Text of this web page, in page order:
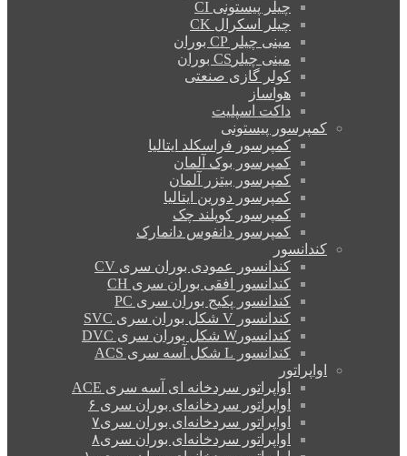
چیلر پیستونی CI
چیلر اسکرال CK
مینی چیلر CP بوران
مینی چیلرCS بوران
کولر گازی صنعتی
هواساز
داکت اسپلیت
کمپرسور پیستونی
کمپرسور فراسکلد ایتالیا
کمپرسور بوک آلمان
کمپرسور بیتزر آلمان
کمپرسور دورین ایتالیا
کمپرسور کوپلند چک
کمپرسور دانفوس دانمارک
کندانسور
کندانسور عمودی بوران سری CV
کندانسور افقی بوران سری CH
کندانسور پکیج بوران سری PC
کندانسور V شکل بوران سری SVC
کندانسورW شکل بوران سری DVC
کندانسور L شکل آسه سری ACS
اواپراتور
اواپراتور سردخانه ای آسه سری ACE
اواپراتور سردخانه‌ای بوران سری ۶
اواپراتور سردخانه‌ای بوران سری۷
اواپراتور سردخانه‌ای بوران سری۸